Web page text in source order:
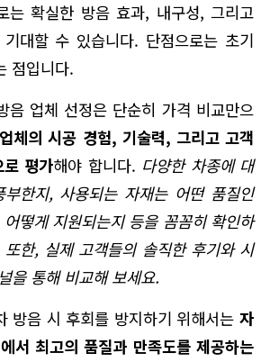
는 확실한 방음 효과, 내구성, 그리고
대할 수 있습니다. 단점으로는 초기
점입니다.
음 업체 선정은 단순히 가격 비교만으
업체의 시공 경험, 기술력, 그리고 고객
로 평가해야 합니다. 다양한 차종에 대
한지, 사용되는 자재는 어떤 품질인
떻게 지원되는지 등을 꼼꼼히 확인하
한, 실제 고객들의 솔직한 후기와 시
을 통해 비교해 보세요.
방음 시 후회를 방지하기 위해서는 자
서 최고의 품질과 만족도를 제공하는